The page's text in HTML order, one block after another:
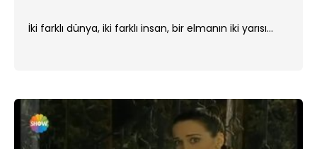
İki farklı dünya, iki farklı insan, bir elmanın iki yarısı...